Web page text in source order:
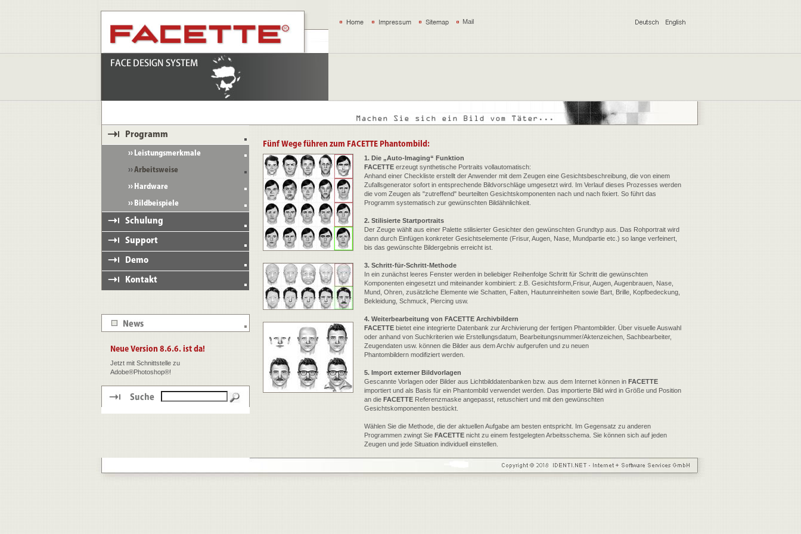
Mail
Jetzt mit Schnittstelle zu
Adobe®Photoshop®!
1. Die „Auto-Imaging“ Funktion
FACETTE erzeugt synthetische Portraits vollautomatisch:
Anhand einer Checkliste erstellt der Anwender mit dem Zeugen eine Gesichtsbeschreibung, die von einem
Zufallsgenerator sofort in entsprechende Bildvorschläge umgesetzt wird. Im Verlauf dieses Prozesses werden
die vom Zeugen als "zutreffend" beurteilten Gesichtskomponenten nach und nach fixiert. So führt das
Programm systematisch zur gewünschten Bildähnlichkeit.
2. Stilisierte Startportraits
Der Zeuge wählt aus einer Palette stilisierter Gesichter den gewünschten Grundtyp aus. Das Rohportrait wird
dann durch Einfügen konkreter Gesichtselemente (Frisur, Augen, Nase, Mundpartie etc.) so lange verfeinert,
bis das gewünschte Bildergebnis erreicht ist.
3. Schritt-für-Schritt-Methode
In ein zunächst leeres Fenster werden in beliebiger Reihenfolge Schritt für Schritt die gewünschten
Komponenten eingesetzt und miteinander kombiniert: z.B. Gesichtsform,Frisur, Augen, Augenbrauen, Nase,
Mund, Ohren, zusätzliche Elemente wie Schatten, Falten, Hautunreinheiten sowie Bart, Brille, Kopfbedeckung,
Bekleidung, Schmuck, Piercing usw.
4. Weiterbearbeitung von FACETTE Archivbildern
FACETTE bietet eine integrierte Datenbank zur Archivierung der fertigen Phantombilder. Über visuelle Auswahl
oder anhand von Suchkriterien wie Erstellungsdatum, Bearbeitungsnummer/Aktenzeichen, Sachbearbeiter,
Zeugendaten usw. können die Bilder aus dem Archiv aufgerufen und zu neuen
Phantombildern modifiziert werden.
5. Import externer Bildvorlagen
Gescannte Vorlagen oder Bilder aus Lichtbilddatenbanken bzw. aus dem Internet können in FACETTE
importiert und als Basis für ein Phantombild verwendet werden. Das importierte Bild wird in Größe und Position
an die FACETTE Referenzmaske angepasst, retuschiert und mit den gewünschten
Gesichtskomponenten bestückt.
Wählen Sie die Methode, die der aktuellen Aufgabe am besten entspricht. Im Gegensatz zu anderen
Programmen zwingt Sie FACETTE nicht zu einem festgelegten Arbeitsschema. Sie können sich auf jeden
Zeugen und jede Situation individuell einstellen.